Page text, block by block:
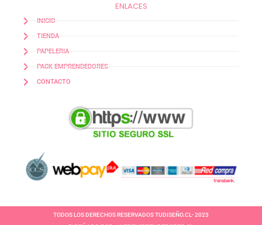
ENLACES
INICIO
TIENDA
PAPELERIA
PACK EMPRENDEDORES
CONTACTO
TODOS LOS DERECHOS RESERVADOS TUDISEÑO.CL- 2023